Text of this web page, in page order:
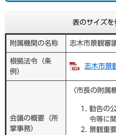
表のサイズを
附属機関の名称 志木市景観審
根拠法令（条
例）
志木市景
会議の概要（所
掌事務）
〈市長の附属
勧告の
令等に
景観重